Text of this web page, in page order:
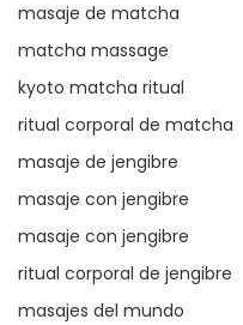
masaje de matcha
matcha massage
kyoto matcha ritual
ritual corporal de matcha
masaje de jengibre
masaje con jengibre
masaje con jengibre
ritual corporal de jengibre
masajes del mundo